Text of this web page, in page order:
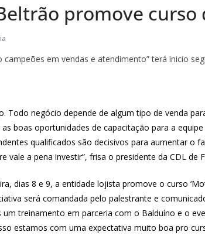
promove curso
campeões em vendas e atendimento” terá inicio
Todo negócio depende de algum tipo de venda
boas oportunidades de capacitação para a
qualificados são decisivos para aumentar o
vale a pena investir”, frisa o presidente da CDL de
dias 8 e 9, a entidade lojista promove o curso
será comandada pelo palestrante e
treinamento em parceria com o Balduíno e o
estamos com uma expectativa muito boa pro